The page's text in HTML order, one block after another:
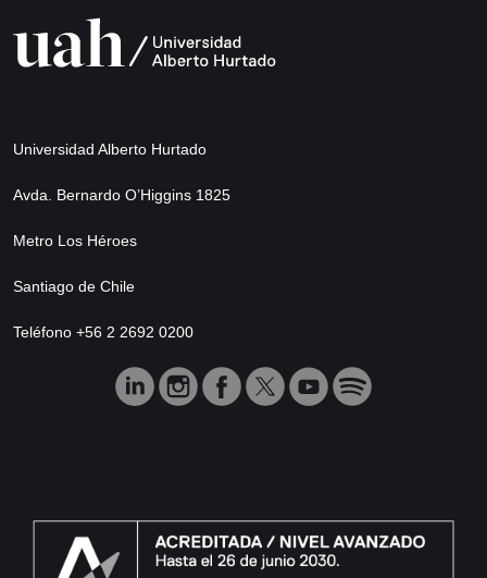
Universidad Alberto Hurtado
Avda. Bernardo O’Higgins 1825
Metro Los Héroes
Santiago de Chile
Teléfono +56 2 2692 0200